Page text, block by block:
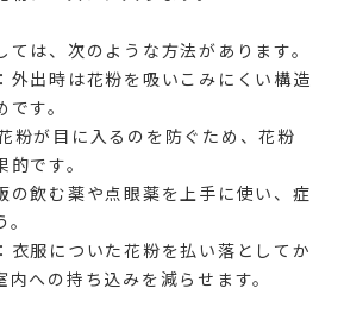
は、次のような方法があります。
外出時は花粉を吸いこみにくい構造
す。
粉が目に入るのを防ぐため、花粉
です。
の飲む薬や点眼薬を上手に使い、症
衣服についた花粉を払い落としてか
への持ち込みを減らせます。